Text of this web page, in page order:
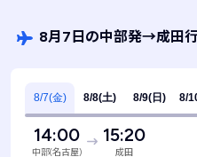
8月7日の中部発→成田
8/7(金) 8/8(土) 8/9(日) 8/
14:00
中部(名古屋)
15:20
成田